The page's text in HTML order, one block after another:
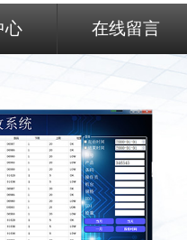
心 在线留言